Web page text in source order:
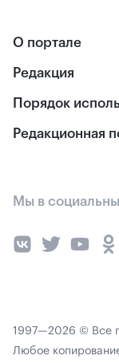
О портале
Редакция
Порядок
Редакционная
Мы в
1997—2026 © Все
Любое